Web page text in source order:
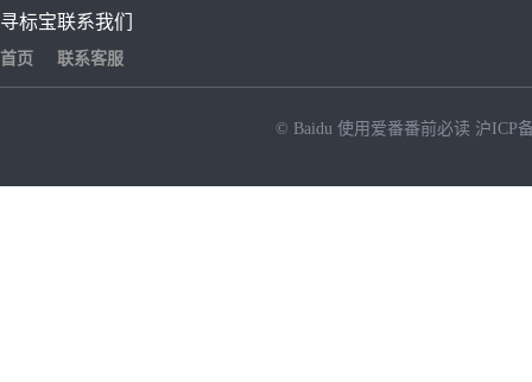
寻标宝
首页
联系我们
联系客服
© Baidu 使用爱番番前必读 沪ICP